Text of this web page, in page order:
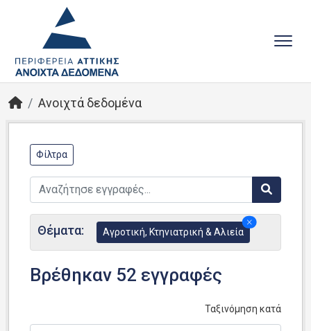
Ανοιχτά δεδομένα
Φίλτρα
Θέματα: Αγροτική, Κτηνιατρική & Αλιεία
Βρέθηκαν 52 εγγραφές
Ταξινόμηση κατά